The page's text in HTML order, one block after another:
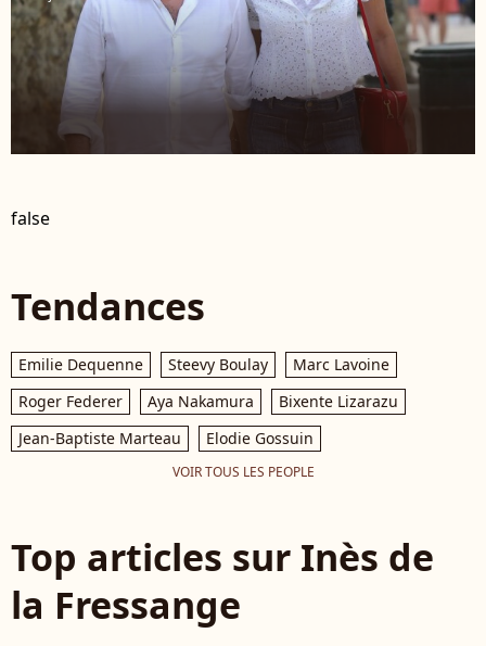
false
Tendances
Emilie Dequenne Steevy Boulay
Marc Lavoine
Roger Federer
Aya Nakamura
Bixente Lizarazu
Jean-Baptiste Marteau
Elodie Gossuin
VOIR TOUS LES PEOPLE
Top articles sur Inès de
la Fressange